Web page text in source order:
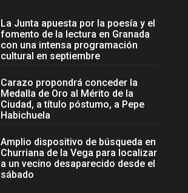
La Junta apuesta por la poesía y el
fomento de la lectura en Granada
con una intensa programación
cultural en septiembre
Carazo propondrá conceder la
Medalla de Oro al Mérito de la
Ciudad, a título póstumo, a Pepe
Habichuela
Amplio dispositivo de búsqueda en
Churriana de la Vega para localizar
a un vecino desaparecido desde el
sábado